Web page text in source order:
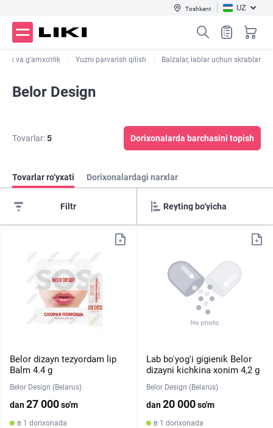
Toshkent UZ
va g'amxo'rlik Yuzni parvarish qilish Balzalar, lablar uchun skrablar
Belor Design
Tovarlar:5 Dorixonalarda barchasini topish
Tovarlar ro‘yxati Dorixonalardagi narxlar
Filtr
Belor dizayn tezyordam lip
Balm 4.4 g
Belor Design (Belarus)
dan27 000so'm
в 1 dorixonada
Lab bo'yog'i gigienik Belor
dizayni kichkina xonim 4,2 g
Belor Design (Belarus)
dan20 000so'm
в 1 dorixonada